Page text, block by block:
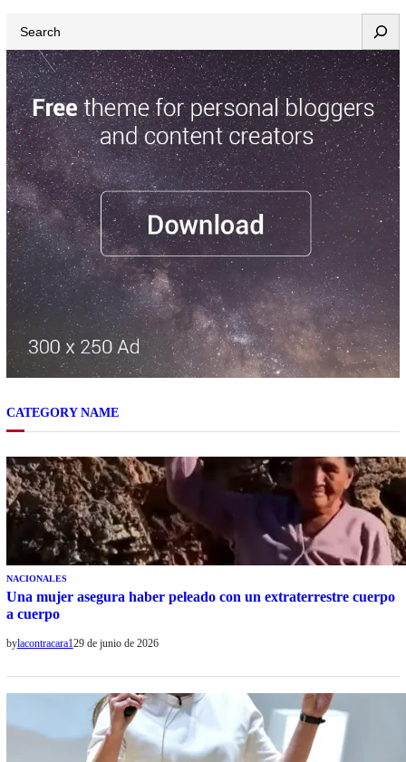
CATEGORY NAME
NACIONALES
Una mujer asegura haber peleado con un extraterrestre cuerpo
a cuerpo
bylacontracara129 de junio de 2026